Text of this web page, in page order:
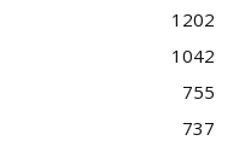
1202
1042
755
737